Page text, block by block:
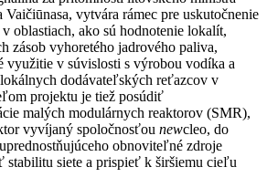
vytvára rámec pre uskutočnenie
oblastiach, ako sú hodnotenie lokalít,
zásob vyhoretého jadrového paliva,
využitie v súvislosti s výrobou vodíka a
dodávateľských reťazcov v
projektu je tiež posúdiť
malých modulárnych reaktorov (SMR),
vyvíjaný spoločnosťou newcleo, do
obnoviteľné zdroje
stabilitu siete a prispieť k širšiemu cieľu